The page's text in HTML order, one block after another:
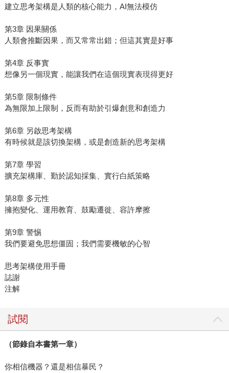
建立思考架構是人類的核心能力，AI無法模仿
第3章 因果關係
人類會推斷因果，而又常常出錯；但這其實是好事
第4章 反事實
想像另一個現實，能讓我們在這個現實表現得更好
第5章 限制條件
為無限加上限制，反而有助於引爆創意和創造力
第6章 另啟思考架構
有時候就是該切換架構，或是創造新的思考架構
第7章 學習
擴充架構庫、勤於認知採集、實行白紙策略
第8章 多元性
擁抱變化、運用教育、鼓勵遷徙、容許摩擦
第9章 警惕
我們要避免思想僵固；我們需要機敏的心智
思考架構使用手冊
誌謝
注解
試閱
（節錄自本書第一章）
你相信機器？還是相信暴民？